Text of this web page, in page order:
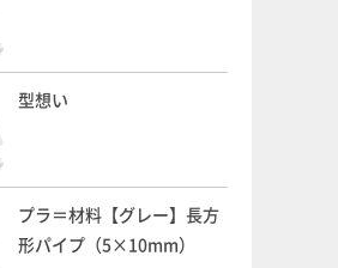
型想い
プラ＝材料【グレー】長方
形パイプ（5×10mm）